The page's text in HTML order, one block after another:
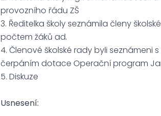
provozního řádu ZŠ
3. Ředitelka školy seznámila členy
počtem žáků ad.
4. Členové školské rady byli seznámeni
čerpáním dotace Operační program
5. Diskuze
Usnesení: